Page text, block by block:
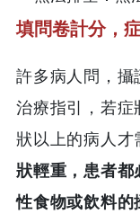
填問卷計分，
許多病人問，攝
治療指引，若症
狀以上的病人才
狀輕重，患者都
性食物或飲料的